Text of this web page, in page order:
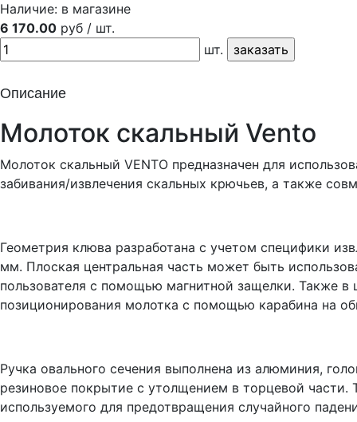
Наличие: в магазине
6 170.00 руб / шт.
шт.
Описание
Молоток скальный Vento
Молоток скальный VENTO предназначен для
забивания/извлечения скальных крючьев, а также
Геометрия клюва разработана с учетом специфики
мм. Плоская центральная часть может быть
пользователя с помощью магнитной защелки. Также
позиционирования молотка с помощью карабина на
Ручка овального сечения выполнена из алюминия,
резиновое покрытие с утолщением в торцевой
используемого для предотвращения случайного